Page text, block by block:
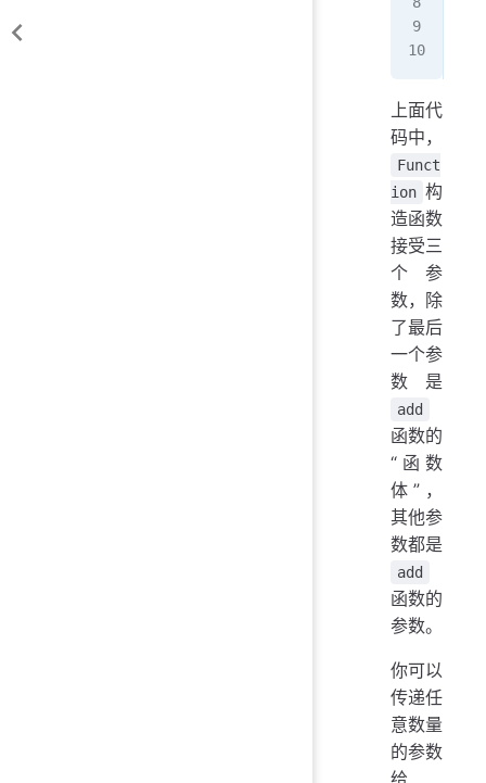
上面代
码中，
Funct
ion 构
造函数
接受三
个参
数，除
了最后
一个参
数是
add
函数的
“函数
体”，
其他参
数都是
add
函数的
参数。
你可以
传递任
意数量
的参数
给